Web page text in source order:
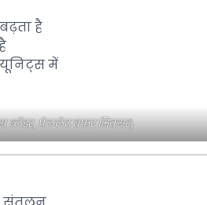
है
यूनिट्स में
ब्लेंडर, पेललेट बफ़र मिक्सर)